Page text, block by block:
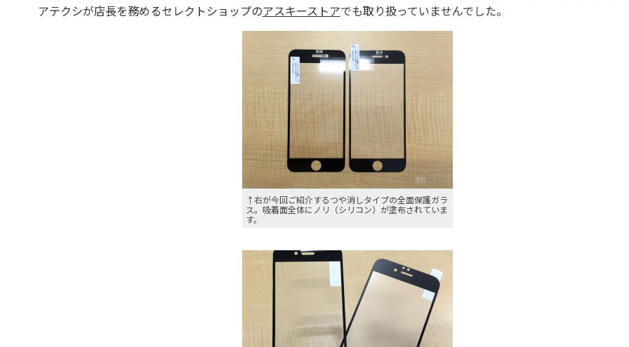
アテクシが店長を務めるセレクトショップのアスキーストアでも取り扱っていませんでした。
↑右が今回ご紹介するつや消しタイプの全面保護ガラ
ス。吸着面全体にノリ（シリコン）が塗布されていま
す。